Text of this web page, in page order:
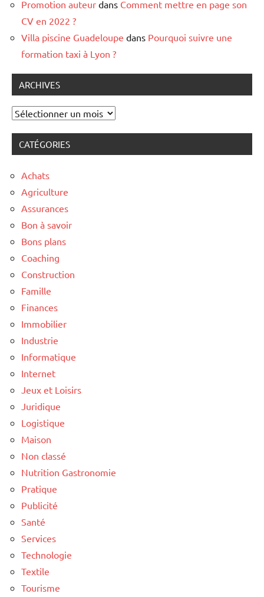
Promotion auteur dans Comment mettre en page son
CV en 2022 ?
Villa piscine Guadeloupe dans Pourquoi suivre une
formation taxi à Lyon ?
ARCHIVES
Archives
CATÉGORIES
Achats
Agriculture
Assurances
Bon à savoir
Bons plans
Coaching
Construction
Famille
Finances
Immobilier
Industrie
Informatique
Internet
Jeux et Loisirs
Juridique
Logistique
Maison
Non classé
Nutrition Gastronomie
Pratique
Publicité
Santé
Services
Technologie
Textile
Tourisme